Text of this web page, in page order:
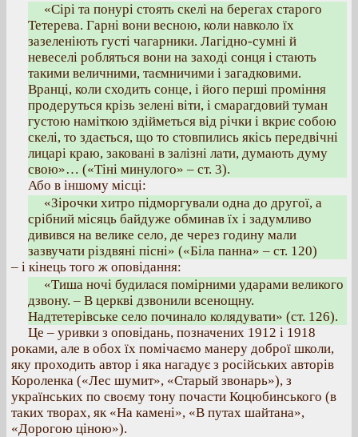
«Сірі та понурі стоять скелі на берегах старого
Тетерева. Гарні вони весною, коли навколо їх
зазеленіють густі чагарники. Лагідно-сумні й
невеселі робляться вони на заході сонця і стають
такими величними, таємничими і загадковими.
Вранці, коли сходить сонце, і його перші проміння
продеруться крізь зелені віти, і смарагдовий туман
густою наміткою здійметься від річки і вкриє собою
скелі, то здається, що то стовпились якісь передвічні
лицарі краю, заковані в залізні лати, думають думу
свою»… («Тіні минулого» – ст. 3).
Або в іншому місці:
«Зірочки хитро підморгували одна до другої, а
срібний місяць байдуже обминав їх і задумливо
дивився на велике село, де через годину мали
зазвучати різдвяні пісні» («Біла панна» – ст. 120)
– і кінець того ж оповідання:
«Тиша ночі будилася помірними ударами великого
дзвону. – В церкві дзвонили всенощну.
Надтетерівське село починало колядувати» (ст. 126).
Це – уривки з оповідань, позначених 1912 і 1918
роками, але в обох їх помічаємо манеру доброї школи,
яку проходить автор і яка нагадує з російських авторів
Короленка («Лес шумит», «Старый звонарь»), з
українських по своєму тону почасти Коцюбинського (в
таких творах, як «На камені», «В путах шайтана»,
«Дорогою ціною»).